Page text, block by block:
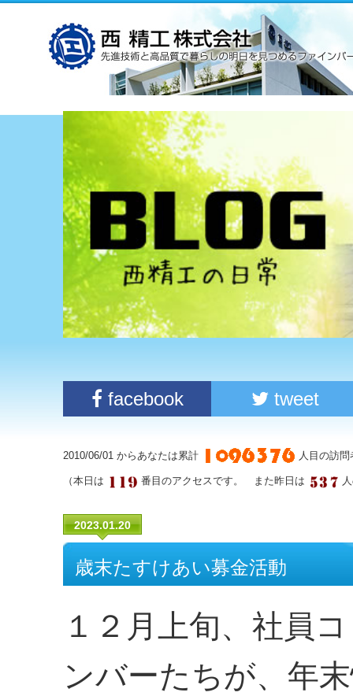
facebook tweet
2010/06/01 からあなたは累計 人目の訪
（本日は 番目のアクセスです。 また昨日は
2023.01.20
歳末たすけあい募金活動
１２月上旬、社員
ンバーたちが、年